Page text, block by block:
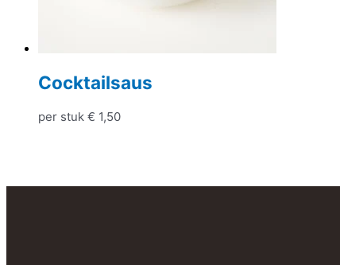
Cocktailsaus
per stuk € 1,50